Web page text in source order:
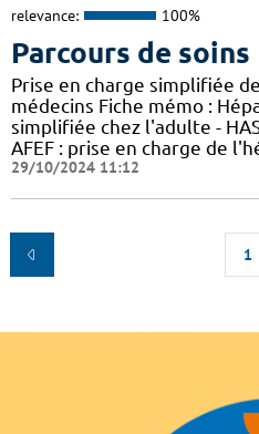
relevance: 100%
Parcours de soins
Prise en charge simplifiée
médecins Fiche mémo :
simplifiée chez l'adulte -
AFEF : prise en charge de
29/10/2024 11:12
1